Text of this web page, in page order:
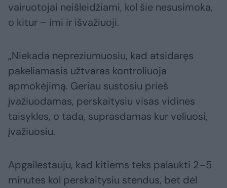
vairuotojai neišleidžiami, kol šie nesusimoka,
o kitur – imi ir išvažiuoji.
„Niekada nepreziumuosiu, kad atsidaręs
pakeliamasis užtvaras kontroliuoja
apmokėjimą. Geriau sustosiu prieš
įvažiuodamas, perskaitysiu visas vidines
taisykles, o tada, suprasdamas kur veliuosi,
įvažiuosiu.
Apgailestauju, kad kitiems teks palaukti 2–5
minutes kol perskaitysiu stendus, bet dėl